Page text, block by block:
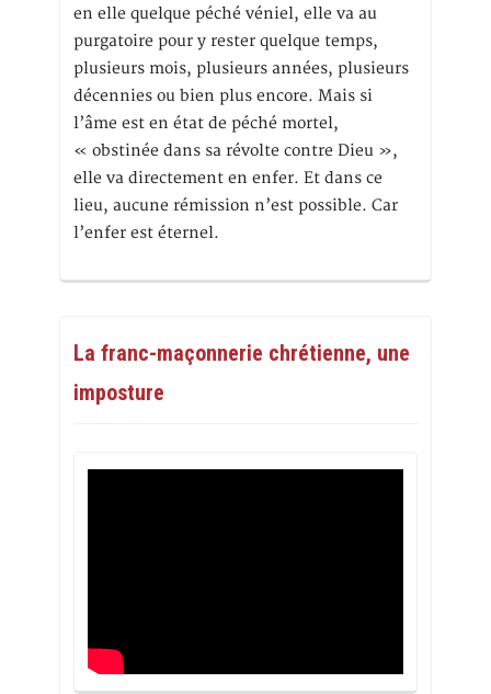
en elle quelque péché véniel, elle va au
purgatoire pour y rester quelque temps,
plusieurs mois, plusieurs années, plusieurs
décennies ou bien plus encore. Mais si
l’âme est en état de péché mortel,
« obstinée dans sa révolte contre Dieu »,
elle va directement en enfer. Et dans ce
lieu, aucune rémission n’est possible. Car
l’enfer est éternel.
La franc-maçonnerie chrétienne, une
imposture